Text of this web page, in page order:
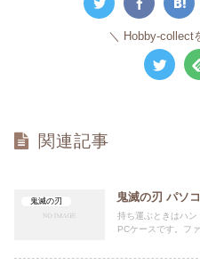
Hobby-collect
関連記事
鬼滅の刃 鬼滅の刃 パソ
持ち運ぶときはハ
PCケースです。フ